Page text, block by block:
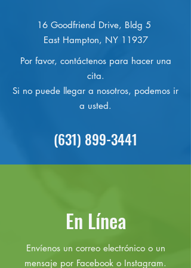
16 Goodfriend Drive, Bldg 5
East Hampton, NY 11937
Por favor, contáctenos para hacer una
cita.
Si no puede llegar a nosotros, podemos ir
a usted.
(631) 899-3441
En Línea
Envíenos un correo electrónico o un
mensaje por Facebook o Instagram.